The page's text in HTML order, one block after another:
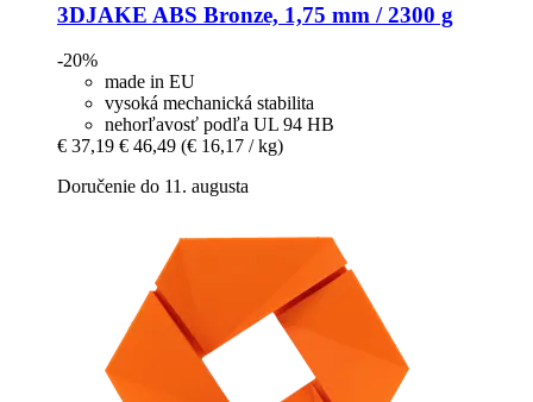
3DJAKE ABS Bronze, 1,75 mm / 2300 g
-20%
made in EU
vysoká mechanická stabilita
nehorľavosť podľa UL 94 HB
€ 37,19 € 46,49 (€ 16,17 / kg)
Doručenie do 11. augusta